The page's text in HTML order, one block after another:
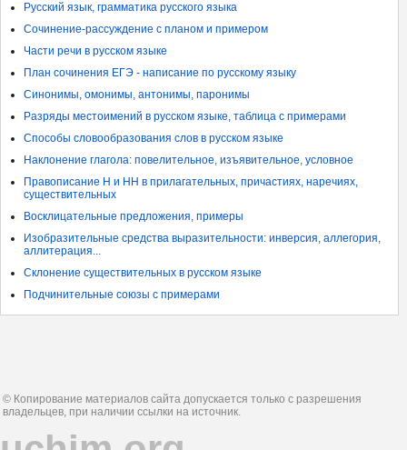
Русский язык, грамматика русского языка
Сочинение-рассуждение с планом и примером
Части речи в русском языке
План сочинения ЕГЭ - написание по русскому языку
Синонимы, омонимы, антонимы, паронимы
Разряды местоимений в русском языке, таблица с примерами
Способы словообразования слов в русском языке
Наклонение глагола: повелительное, изъявительное, условное
Правописание Н и НН в прилагательных, причастиях, наречиях,
существительных
Восклицательные предложения, примеры
Изобразительные средства выразительности: инверсия, аллегория,
аллитерация...
Склонение существительных в русском языке
Подчинительные союзы с примерами
© Копирование материалов сайта допускается только с разрешения
владельцев, при наличии ссылки на источник.